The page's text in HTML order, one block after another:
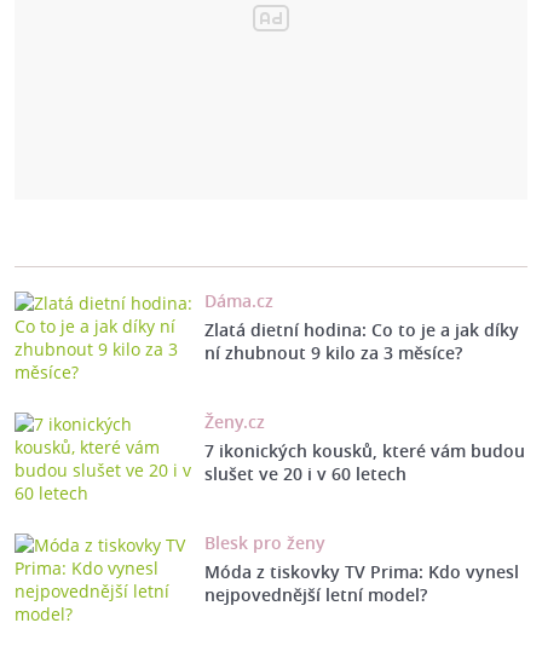
Dáma.cz
Zlatá dietní hodina: Co to je a jak díky
ní zhubnout 9 kilo za 3 měsíce?
Ženy.cz
7 ikonických kousků, které vám budou
slušet ve 20 i v 60 letech
Blesk pro ženy
Móda z tiskovky TV Prima: Kdo vynesl
nejpovednější letní model?